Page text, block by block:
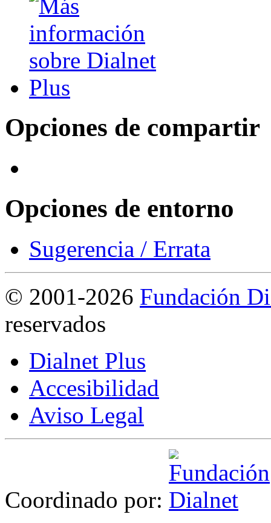
Opciones de compartir
Opciones de entorno
Sugerencia / Errata
© 2001-2026 Fundación
reservados
Dialnet Plus
Accesibilidad
Aviso Legal
Coordinado por: